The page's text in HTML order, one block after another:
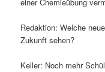
Redaktion: Welche
Zukunft sehen?
Keller: Noch mehr